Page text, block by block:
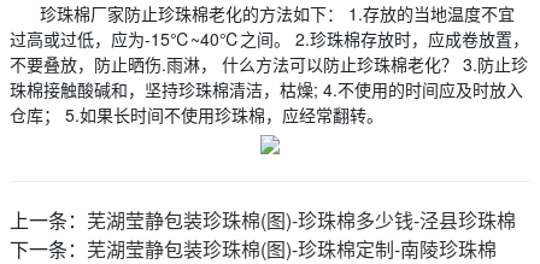
珍珠棉厂家防止珍珠棉老化的方法如下： 1.存放的当地温度不宜
过高或过低，应为-15℃~40℃之间。 2.珍珠棉存放时，应成卷放置，
不要叠放，防止晒伤.雨淋， 什么方法可以防止珍珠棉老化？ 3.防止珍
珠棉接触酸碱和，坚持珍珠棉清洁，枯燥; 4.不使用的时间应及时放入
仓库； 5.如果长时间不使用珍珠棉，应经常翻转。
上一条： 芜湖莹静包装珍珠棉(图)-珍珠棉多少钱-泾县珍珠棉
下一条： 芜湖莹静包装珍珠棉(图)-珍珠棉定制-南陵珍珠棉